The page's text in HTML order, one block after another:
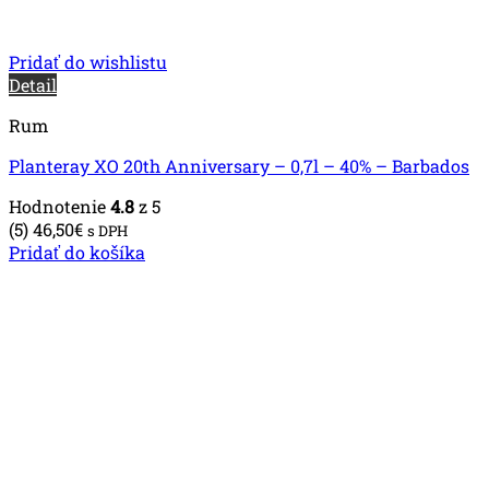
Pridať do wishlistu
Detail
Rum
Planteray XO 20th Anniversary – 0,7l – 40% – Barbados
Hodnotenie4.8z 5
(5)46,50€ s DPH
Pridať do košíka